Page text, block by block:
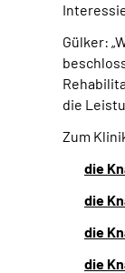
Gülker:
die
Zum
die
die
die
die